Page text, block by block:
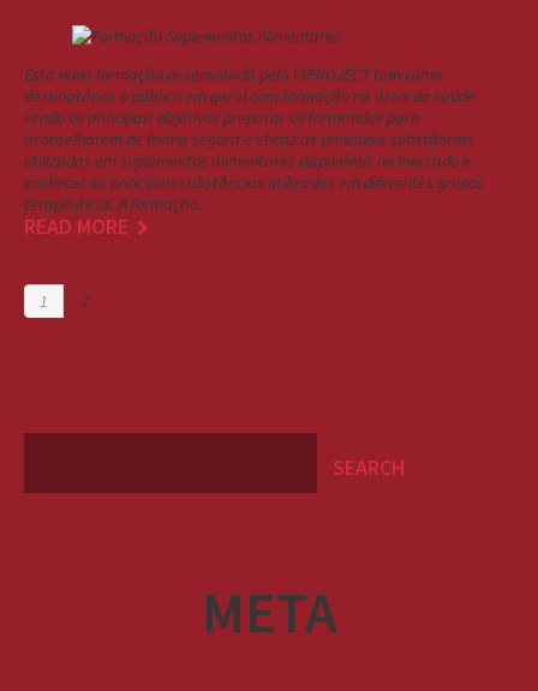
Esta nova formação desenvolvida pela I9PROJECT tem como
destinatários o público em geral com formação na área da saúde
sendo os principais objetivos preparar os formandos para
aconselharem de forma segura e eficaz as principais substâncias
utilizadas em suplementos alimentares disponíveis no mercado e
conhecer as principais substâncias utilizadas em diferentes grupos
terapêuticos. A formação…
READ MORE
1 2
META